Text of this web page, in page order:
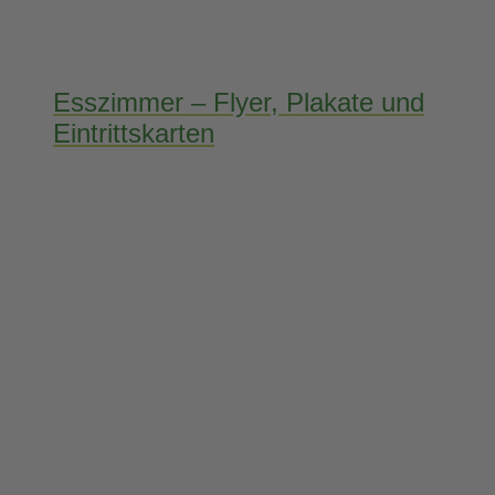
Esszimmer – Flyer, Plakate und
Eintrittskarten